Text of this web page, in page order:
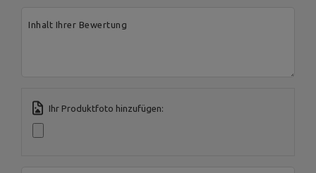
Hersteller
Spółka Komandytowa
Inhalt Ihrer Bewertung
Ihr Produktfoto hinzufügen: